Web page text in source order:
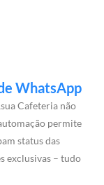
WhatsApp
Cafeteria não
permite
status das
exclusivas – tudo